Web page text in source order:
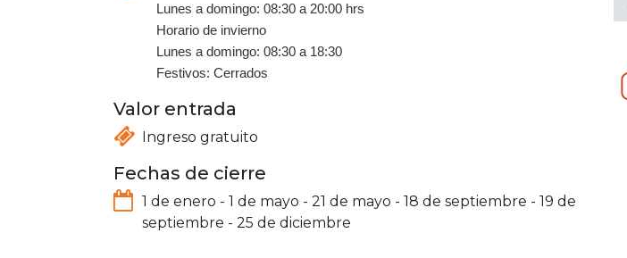
Lunes a domingo: 08:30 a 20:00 hrs
Horario de invierno
Lunes a domingo: 08:30 a 18:30
Festivos: Cerrados
Valor entrada
Ingreso gratuito
Fechas de cierre
1 de enero - 1 de mayo - 21 de mayo - 18 de septiembre - 19 de
septiembre - 25 de diciembre